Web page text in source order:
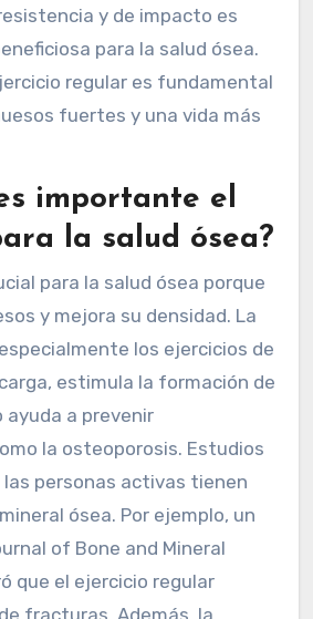
y de impacto es
para la salud ósea.
regular es fundamental
fuertes y una vida más
importante el
la salud ósea?
para la salud ósea porque
y mejora su densidad. La
los ejercicios de
estimula la formación de
a prevenir
la osteoporosis. Estudios
personas activas tienen
ósea. Por ejemplo, un
of Bone and Mineral
que el ejercicio regular